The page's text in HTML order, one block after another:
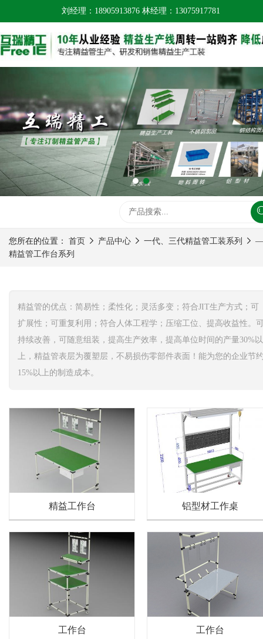
刘经理：18905913876 林经理：13075917781
您所在的位置： 首页 产品中心 一代、三代精益管工装系列
—
精益管工作台系列
精益管的优点：简易性；柔性化；灵活多变；符合JIT生产方式；可
扩展性；可重复利用；符合人体工程学；压缩工位、提高收益性。
持续改善，可随意组装，提高生产效率，提高单位时间的产量30%以
上，精益管表层为覆塑层，不易损伤零部件表面！能为您的企业节
15%以上的制造成本。
精益工作台 铝型材工作桌
工作台 工作台